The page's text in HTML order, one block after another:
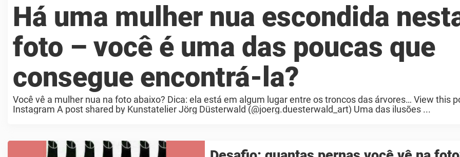
Há uma mulher nua escondida
foto – você é uma das poucas que
consegue encontrá-la?
Você vê a mulher nua na foto abaixo? Dica: ela está em algum lugar entre os troncos das árvores… View this
Instagram A post shared by Kunstatelier Jörg Düsterwald (@joerg.duesterwald_art) Uma das ilusões ...